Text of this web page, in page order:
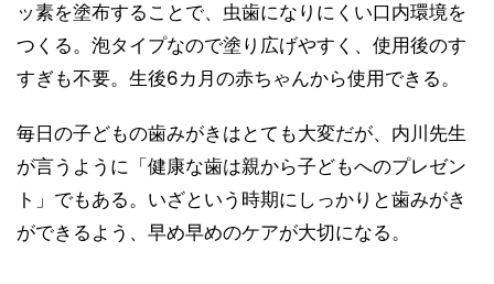
ッ素を塗布することで、虫歯になりにくい口内環境を
つくる。泡タイプなので塗り広げやすく、使用後のす
すぎも不要。生後6カ月の赤ちゃんから使用できる。
毎日の子どもの歯みがきはとても大変だが、内川先生
が言うように「健康な歯は親から子どもへのプレゼン
ト」でもある。いざという時期にしっかりと歯みがき
ができるよう、早め早めのケアが大切になる。